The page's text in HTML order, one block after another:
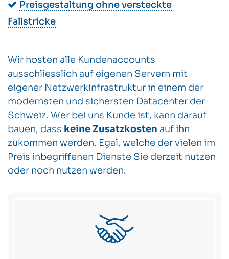
Preisgestaltung ohne versteckte
Fallstricke
Wir hosten alle Kundenaccounts
ausschliesslich auf eigenen Servern mit
eigener Netzwerkinfrastruktur in einem der
modernsten und sichersten Datacenter der
Schweiz. Wer bei uns Kunde ist, kann darauf
bauen, dass keine Zusatzkosten auf ihn
zukommen werden. Egal, welche der vielen im
Preis inbegriffenen Dienste Sie derzeit nutzen
oder noch nutzen werden.